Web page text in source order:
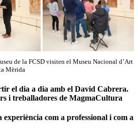
de la FCSD visiten el Museu Nacional d’Art
Mèrida
el dia a dia amb el David Cabrera.
i treballadores de MagmaCultura
experiència com a professional i com a